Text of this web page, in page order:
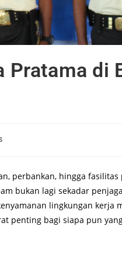
Pratama di
perbankan, hingga
bukan lagi sekadar
lingkungan kerja
penting bagi siapa pun